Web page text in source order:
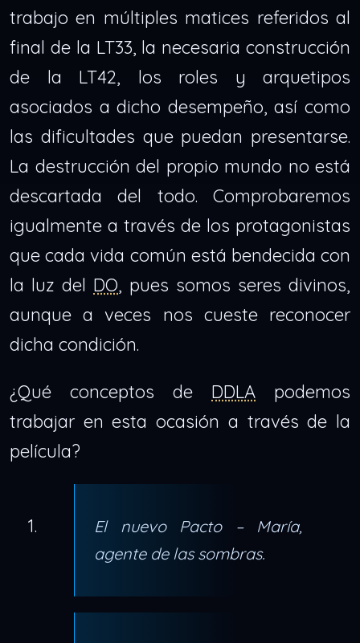
trabajo en múltiples matices referidos al
final de la LT33, la necesaria construcción
de la LT42, los roles y arquetipos
asociados a dicho desempeño, así como
las dificultades que puedan presentarse.
La destrucción del propio mundo no está
descartada del todo. Comprobaremos
igualmente a través de los protagonistas
que cada vida común está bendecida con
la luz del DO, pues somos seres divinos,
aunque a veces nos cueste reconocer
dicha condición.
¿Qué conceptos de DDLA podemos
trabajar en esta ocasión a través de la
película?
El nuevo Pacto – María,
agente de las sombras.